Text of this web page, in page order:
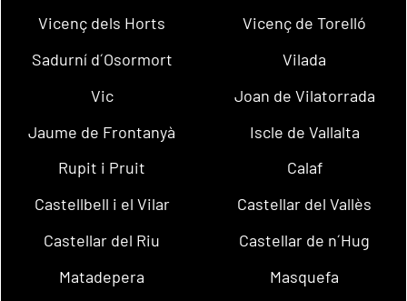
Vicenç dels Horts
Vicenç de Torelló
Sadurní d´Osormort
Vilada
Vic
Joan de Vilatorrada
Jaume de Frontanyà
Iscle de Vallalta
Rupit i Pruit
Calaf
Castellbell i el Vilar
Castellar del Vallès
Castellar del Riu
Castellar de n´Hug
Matadepera
Masquefa